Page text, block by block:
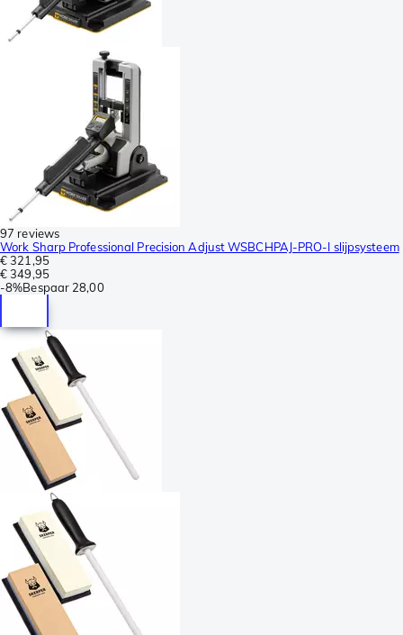
97 reviews
Work Sharp Professional Precision Adjust WSBCHPAJ-PRO-I slijpsysteem
€ 321,95
€ 349,95
-8%Bespaar 28,00